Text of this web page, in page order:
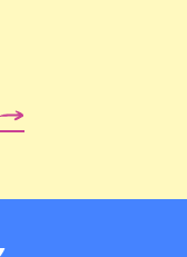
suivante